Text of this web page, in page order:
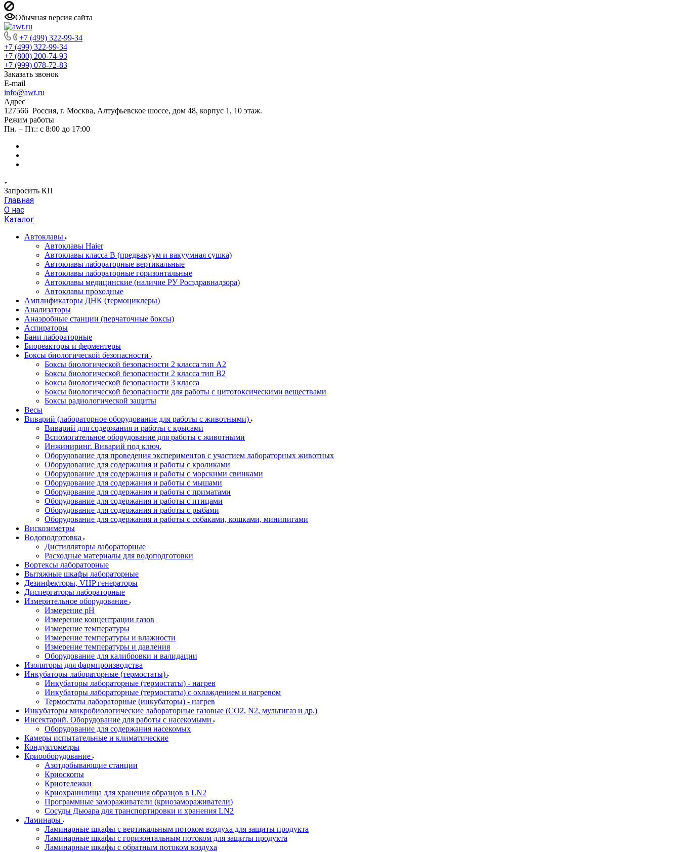
Обычная версия сайта
+7 (499) 322-99-34
+7 (499) 322-99-34
+7 (800) 200-74-93
+7 (999) 078-72-83
Заказать звонок
E-mail
info@awt.ru
Адрес
127566 Россия, г. Москва, Алтуфьевское шоссе, дом 48, корпус 1, 10 этаж.
Режим работы
Пн. – Пт.: с 8:00 до 17:00
Запросить КП
Главная
О нас
Каталог
Автоклавы
Автоклавы Haier
Автоклавы класса B (предвакуум и вакуумная сушка)
Автоклавы лабораторные вертикальные
Автоклавы лабораторные горизонтальные
Автоклавы медицинские (наличие РУ Росздравнадзора)
Автоклавы проходные
Амплификаторы ДНК (термоциклеры)
Анализаторы
Анаэробные станции (перчаточные боксы)
Аспираторы
Бани лабораторные
Биореакторы и ферментеры
Боксы биологической безопасности
Боксы биологической безопасности 2 класса тип A2
Боксы биологической безопасности 2 класса тип B2
Боксы биологической безопасности 3 класса
Боксы биологической безопасности для работы с цитотоксическими веществами
Боксы радиологической защиты
Весы
Виварий (лабораторное оборудование для работы с животными)
Виварий для содержания и работы с крысами
Вспомогательное оборудование для работы с животными
Инжиниринг. Виварий под ключ.
Оборудование для проведения экспериментов с участием лабораторных животных
Оборудование для содержания и работы с кроликами
Оборудование для содержания и работы с морскими свинками
Оборудование для содержания и работы с мышами
Оборудование для содержания и работы с приматами
Оборудование для содержания и работы с птицами
Оборудование для содержания и работы с рыбами
Оборудование для содержания и работы с собаками, кошками, минипигами
Вискозиметры
Водоподготовка
Дистилляторы лабораторные
Расходные материалы для водоподготовки
Вортексы лабораторные
Вытяжные шкафы лабораторные
Дезинфекторы, VHP генераторы
Диспергаторы лабораторные
Измерительное оборудование
Измерение pH
Измерение концентрации газов
Измерение температуры
Измерение температуры и влажности
Измерение температуры и давления
Оборудование для калибровки и валидации
Изоляторы для фармпроизводства
Инкубаторы лабораторные (термостаты)
Инкубаторы лабораторные (термостаты) - нагрев
Инкубаторы лабораторные (термостаты) с охлаждением и нагревом
Термостаты лабораторные (инкубаторы) - нагрев
Инкубаторы микробиологические лабораторные газовые (CO2, N2, мультигаз и др.)
Инсектарий. Оборудование для работы с насекомыми
Оборудование для содержания насекомых
Камеры испытательные и климатические
Кондуктометры
Криооборудование
Азотдобывающие станции
Криоскопы
Криотележки
Криохранилища для хранения образцов в LN2
Программные замораживатели (криозамораживатели)
Сосуды Дьюара для транспортировки и хранения LN2
Ламинары
Ламинарные шкафы с вертикальным потоком воздуха для защиты продукта
Ламинарные шкафы с горизонтальным потоком для защиты продукта
Ламинарные шкафы с обратным потоком воздуха